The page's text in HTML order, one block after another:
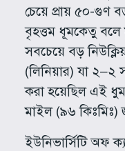
চেয়ে প্রায় ৫০-গুণ
বৃহত্তম ধূমকেতু বলে
সবচেয়ে বড়
(লিনিয়ার) যা ২–২
করা হয়েছিল এই
মাইল (৯৬ কিঃমিঃ)
ইউনিভার্সিটি অফ